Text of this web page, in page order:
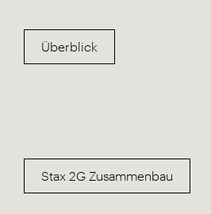
Überblick
Stax 2G Zusammenbau